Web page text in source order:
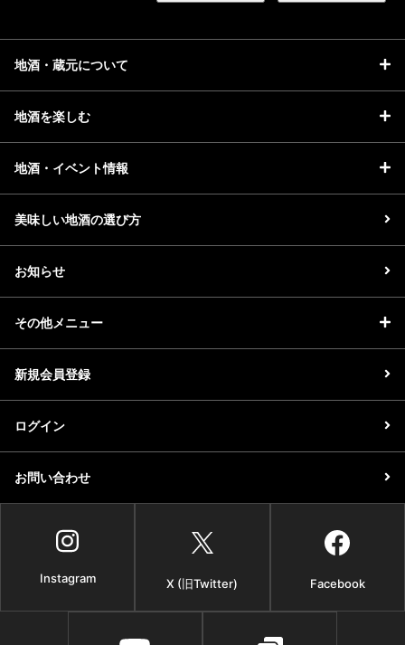
地酒・蔵元について
地酒を楽しむ
地酒・イベント情報
美味しい地酒の選び方
お知らせ
その他メニュー
新規会員登録
ログイン
お問い合わせ
Instagram X (旧Twitter) Facebook